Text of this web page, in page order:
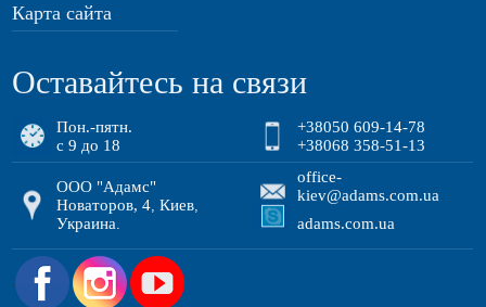
Карта сайта
Оставайтесь на связи
Пон.-пятн.
с 9 до 18
+38050 609-14-78
+38068 358-51-13
ООО "Адамс"
Новаторов, 4 ,Киев
Украина
office-
kiev@adams.com.ua
adams.com.ua
.